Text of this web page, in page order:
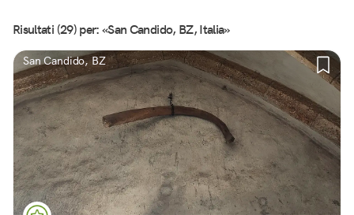
Risultati (29) per: «San Candido, BZ, Italia»
San Candido, BZ